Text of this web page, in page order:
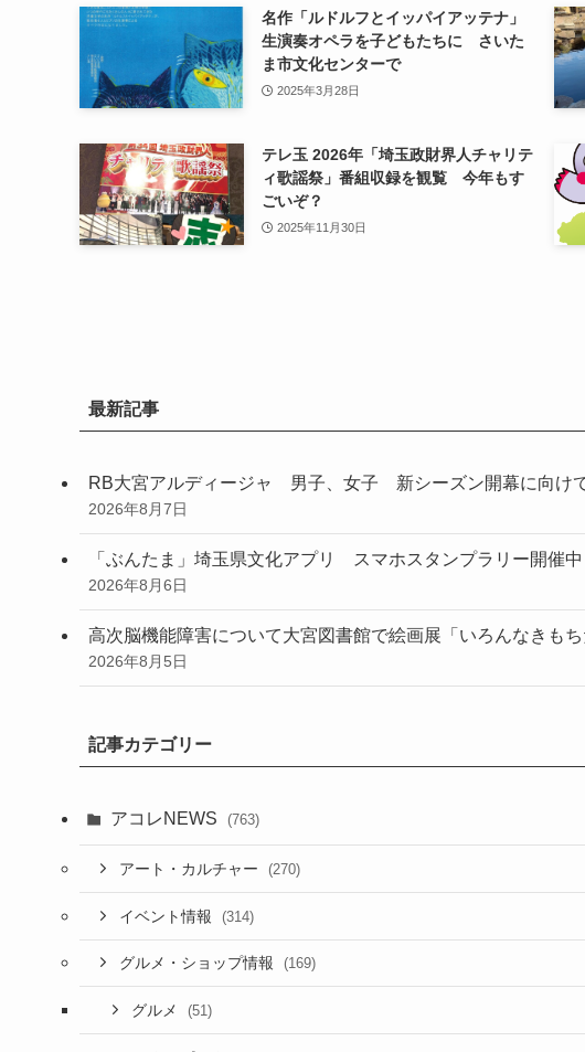
名作「ルドルフとイッパイアッテナ」
生演奏オペラを子どもたちに さいた
ま市文化センターで
2025年3月28日
テレ玉 2026年「埼玉政財界人チャリテ
ィ歌謡祭」番組収録を観覧 今年もす
ごいぞ？
2025年11月30日
最新記事
RB大宮アルディージャ 男子、女子 新シーズン開幕に向け
2026年8月7日
「ぶんたま」埼玉県文化アプリ スマホスタンプラリー開催
2026年8月6日
高次脳機能障害について大宮図書館で絵画展「いろんなきも
2026年8月5日
記事カテゴリー
アコレNEWS (763)
アート・カルチャー (270)
イベント情報 (314)
グルメ・ショップ情報 (169)
グルメ (51)